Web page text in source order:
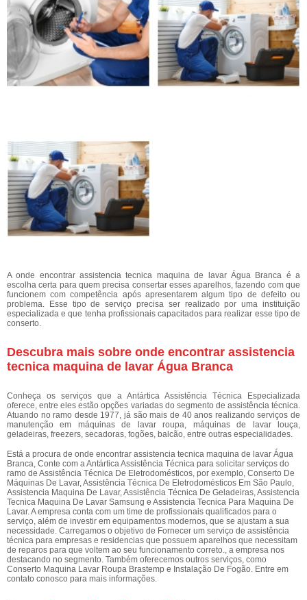
A onde encontrar assistencia tecnica maquina de lavar Água Branca é a
escolha certa para quem precisa consertar esses aparelhos, fazendo com que
funcionem com competência após apresentarem algum tipo de defeito ou
problema. Esse tipo de serviço precisa ser realizado por uma instituição
especializada e que tenha profissionais capacitados para realizar esse tipo de
conserto.
Descubra mais sobre onde encontrar assistencia
tecnica maquina de lavar Água Branca
Conheça os serviços que a Antártica Assistência Técnica Especializada
oferece, entre eles estão opções variadas do segmento de assistência técnica.
Atuando no ramo desde 1977, já são mais de 40 anos realizando serviços de
manutenção em máquinas de lavar roupa, máquinas de lavar louça,
geladeiras, freezers, secadoras, fogões, balcão, entre outras especialidades.
Está a procura de onde encontrar assistencia tecnica maquina de lavar Água
Branca, Conte com a Antártica Assistência Técnica para solicitar serviços do
ramo de Assistência Técnica De Eletrodomésticos, por exemplo, Conserto De
Máquinas De Lavar, Assistência Técnica De Eletrodomésticos Em São Paulo,
Assistencia Maquina De Lavar, Assistência Técnica De Geladeiras, Assistencia
Tecnica Maquina De Lavar Samsung e Assistencia Tecnica Para Maquina De
Lavar. A empresa conta com um time de profissionais qualificados para o
serviço, além de investir em equipamentos modernos, que se ajustam a sua
necessidade. Carregamos o objetivo de Fornecer um serviço de assistência
técnica para empresas e residencias que possuem aparelhos que necessitam
de reparos para que voltem ao seu funcionamento correto., a empresa nos
destacando no segmento. Também oferecemos outros serviços, como
Conserto Maquina Lavar Roupa Brastemp e Instalação De Fogão. Entre em
contato conosco para mais informações.